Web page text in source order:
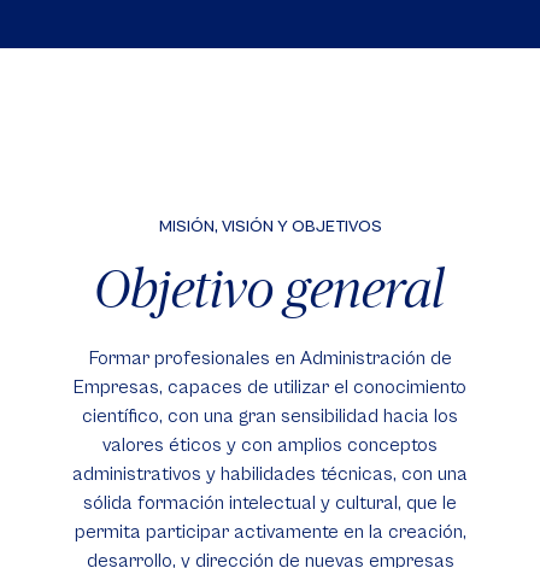
MISIÓN, VISIÓN Y OBJETIVOS
Objetivo general
Formar profesionales en Administración de
Empresas, capaces de utilizar el conocimiento
científico, con una gran sensibilidad hacia los
valores éticos y con amplios conceptos
administrativos y habilidades técnicas, con una
sólida formación intelectual y cultural, que le
permita participar activamente en la creación,
desarrollo, y dirección de nuevas empresas